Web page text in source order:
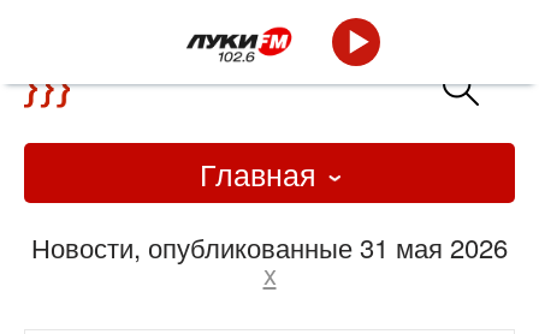
Главная
Новости, опубликованные 31 мая 2026
x